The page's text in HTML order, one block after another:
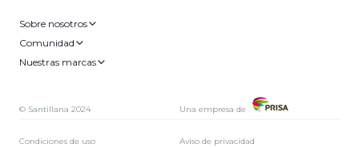
Sobre nosotros
Comunidad
Nuestras marcas
© Santillana 2024 Una empresa de
Condiciones de uso
Aviso de privacidad